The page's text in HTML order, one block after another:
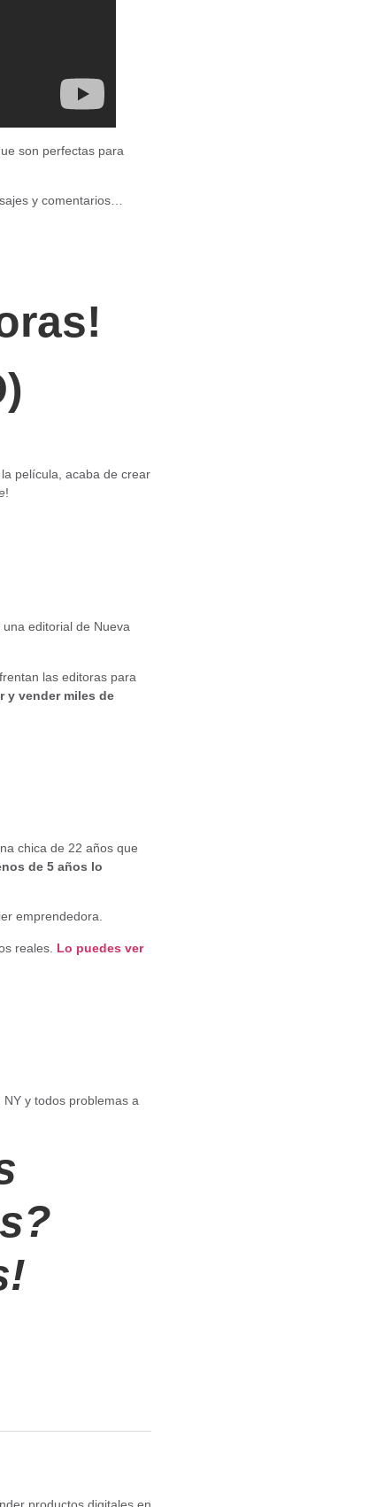
son perfectas para
y comentarios…
película, acaba de crear
!
editorial de Nueva
las editoras para
y vender miles de
chica de 22 años que
de 5 años lo
emprendedora.
reales. Lo puedes ver
y todos problemas a
productos digitales en